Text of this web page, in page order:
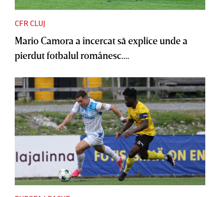
CFR CLUJ
Mario Camora a încercat să explice unde a
pierdut fotbalul românesc....